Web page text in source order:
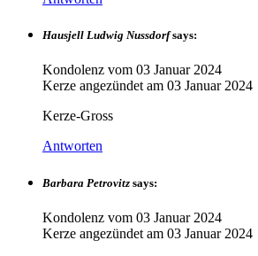
Hausjell Ludwig Nussdorf says:
Kondolenz vom 03 Januar 2024
Kerze angezündet am 03 Januar 2024
Kerze-Gross
Antworten
Barbara Petrovitz says:
Kondolenz vom 03 Januar 2024
Kerze angezündet am 03 Januar 2024